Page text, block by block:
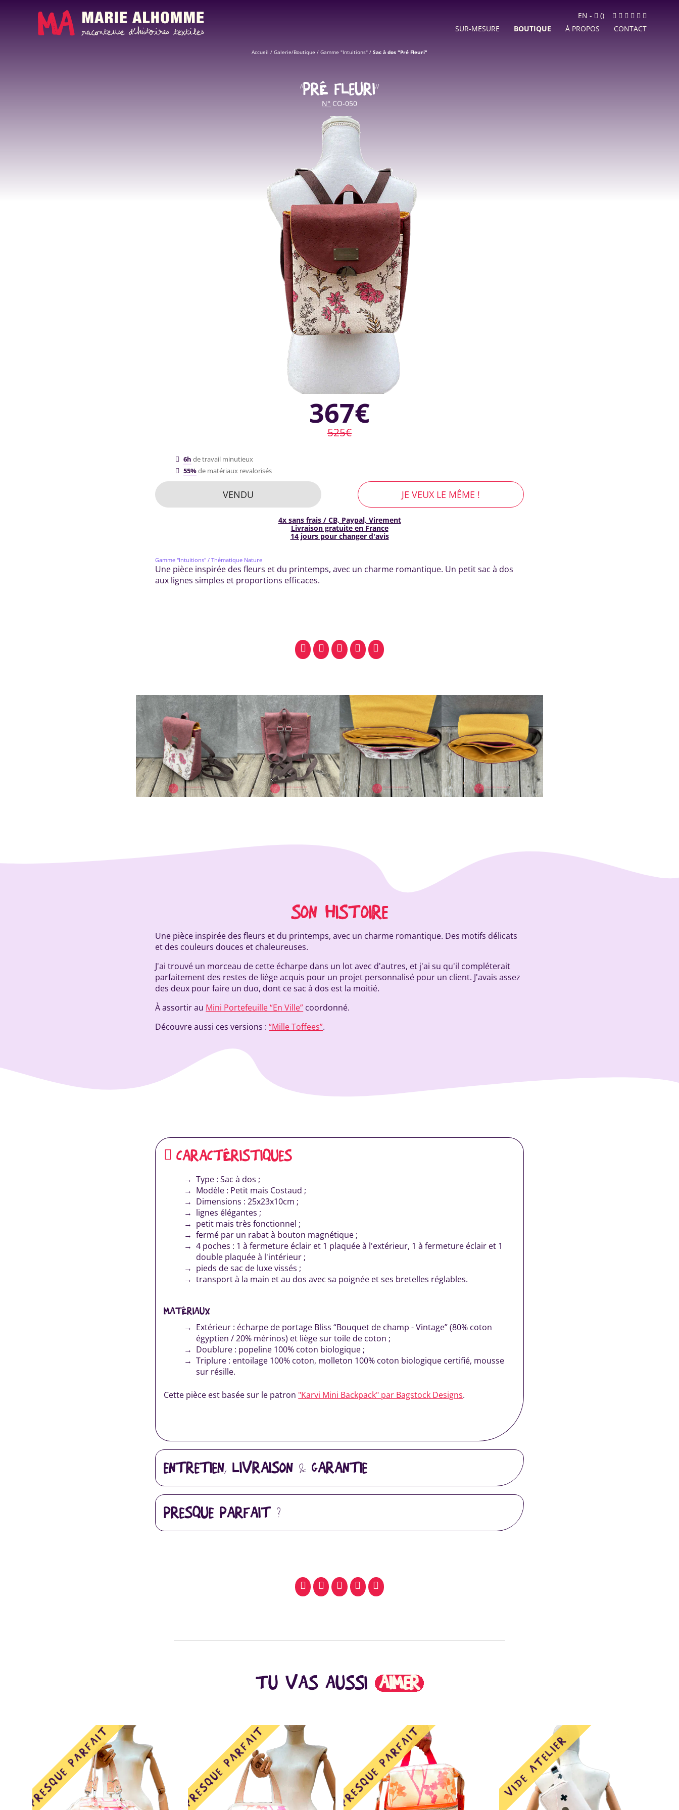
SUR-MESURE BOUTIQUE À PROPOS CONTACT
EN - Panier
() Facebook
Instagram
LinkedIn
Google
Youtube
Accueil / Galerie/Boutique / Gamme "Intuitions" / Sac à dos "Pré Fleuri"
“PRÉ FLEURI”
N° CO-050
367€
525€
6h de travail minutieux
55%de matériaux revalorisés
VENDU JE VEUX LE MÊME !
4x sans frais / CB, Paypal, Virement
Livraison gratuite en France
14 jours pour changer d'avis
Gamme "Intuitions" / Thématique Nature
Une pièce inspirée des fleurs et du printemps, avec un charme romantique. Un petit sac à dos
aux lignes simples et proportions efficaces.
facebookpinterestwhatsapp
SMS email
SON HISTOIRE
Une pièce inspirée des fleurs et du printemps, avec un charme romantique. Des motifs délicats
et des couleurs douces et chaleureuses.
J'ai trouvé un morceau de cette écharpe dans un lot avec d'autres, et j'ai su qu'il compléterait
parfaitement des restes de liège acquis pour un projet personnalisé pour un client. J'avais assez
des deux pour faire un duo, dont ce sac à dos est la moitié.
À assortir au Mini Portefeuille “En Ville” coordonné.
Découvre aussi ces versions :“Mille Toffees”.
CARACTÉRISTIQUES
Type : Sac à dos ;
Modèle : Petit mais Costaud ;
Dimensions : 25x23x10cm ;
lignes élégantes ;
petit mais très fonctionnel ;
fermé par un rabat à bouton magnétique ;
4 poches : 1 à fermeture éclair et 1 plaquée à l'extérieur, 1 à fermeture éclair et 1
double plaquée à l'intérieur ;
pieds de sac de luxe vissés ;
transport à la main et au dos avec sa poignée et ses bretelles réglables.
MATÉRIAUX
Extérieur : écharpe de portage Bliss “Bouquet de champ - Vintage” (80% coton
égyptien / 20% mérinos) et liège sur toile de coton ;
Doublure : popeline 100% coton biologique ;
Triplure : entoilage 100% coton, molleton 100% coton biologique certifié, mousse
sur résille.
Cette pièce est basée sur le patron "Karvi Mini Backpack" par Bagstock Designs.
ENTRETIEN, LIVRAISON & GARANTIE
PRESQUE PARFAIT ?
facebookpinterestwhatsapp
SMS email
TU VAS AUSSI AIMER